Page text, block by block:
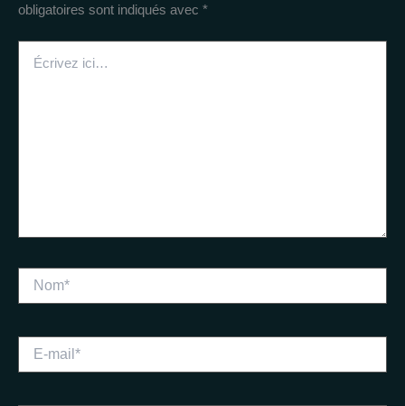
obligatoires sont indiqués avec *
ici…
mail*